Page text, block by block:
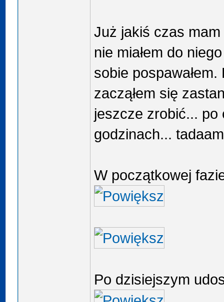
Już jakiś czas mam
nie miałem do
sobie
zacząłem się
jeszcze zrobić... po
godzinach...
W początkowej
Po dzisiejszym